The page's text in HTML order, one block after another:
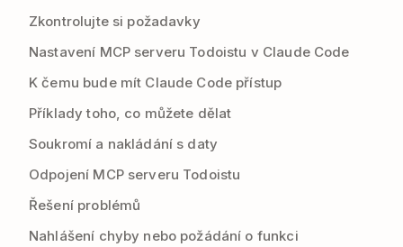
Zkontrolujte si požadavky
Nastavení MCP serveru Todoistu v Claude Code
K čemu bude mít Claude Code přístup
Příklady toho, co můžete dělat
Soukromí a nakládání s daty
Odpojení MCP serveru Todoistu
Řešení problémů
Nahlášení chyby nebo požádání o funkci